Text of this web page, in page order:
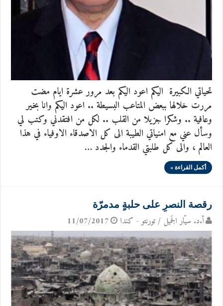
تحياتي الكبيرة اليكم اعود اليكم بعد مرور عشرة ايام مضت
مررت خلالها ببعض المتاعب البسيطة .. اعود اليكم وانا بخير
وعافية .. وشكرا جزيلا من القلب .. لكل من افتقدني وكتب لي
وسأل عني مع امنياتي الطيبة الى كل الاصدقاء الاوفياء في هذا
العالم ، والى كل طلبتي القدماء والجدد …
أكمل القراءة »
رقصة النصرِ على حلبةٍ مدمرّة
أ.د. سيّار الجَميل / تورنتو - كندا 11/07/2017